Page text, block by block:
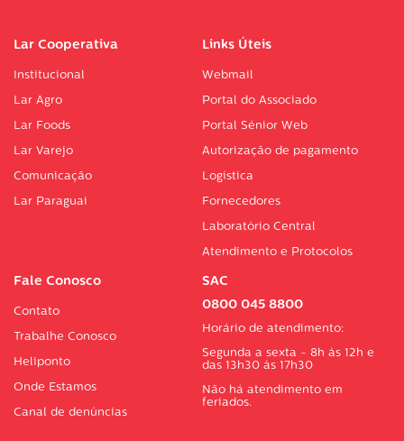
Lar Cooperativa
Institucional
Lar Agro
Lar Foods
Lar Varejo
Comunicação
Lar Paraguai
Links Úteis
Webmail
Portal do Associado
Portal Sénior Web
Autorização de pagamento
Logística
Fornecedores
Laboratório Central
Atendimento e Protocolos
Fale Conosco
Contato
Trabalhe Conosco
Heliponto
Onde Estamos
Canal de denúncias
SAC
0800 045 8800
Horário de atendimento:
Segunda a sexta - 8h às 12h e
das 13h30 às 17h30
Não há atendimento em
feriados.